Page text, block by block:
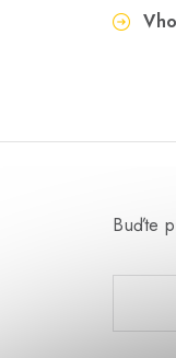
Buďte